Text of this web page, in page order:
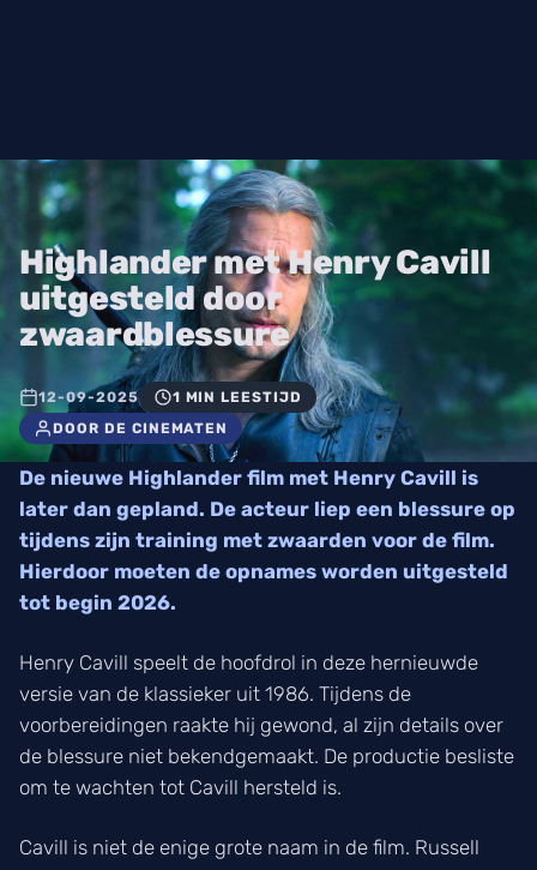
Highlander met Henry Cavill
uitgesteld door
zwaardblessure
12-09-2025
1 MIN LEESTIJD
DOOR DE CINEMATEN
De nieuwe Highlander film met Henry Cavill is
later dan gepland. De acteur liep een blessure op
tijdens zijn training met zwaarden voor de film.
Hierdoor moeten de opnames worden uitgesteld
tot begin 2026.
Henry Cavill speelt de hoofdrol in deze hernieuwde
versie van de klassieker uit 1986. Tijdens de
voorbereidingen raakte hij gewond, al zijn details over
de blessure niet bekendgemaakt. De productie besliste
om te wachten tot Cavill hersteld is.
Cavill is niet de enige grote naam in de film. Russell